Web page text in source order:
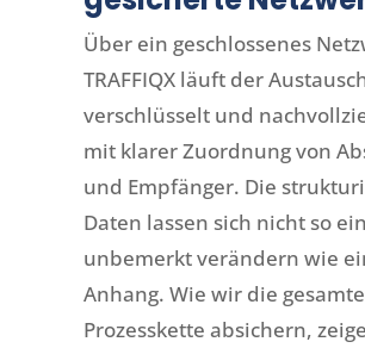
Über ein geschlossenes
TRAFFIQX läuft der
verschlüsselt und
mit klarer Zuordnung von
und Empfänger. Die
Daten lassen sich nicht so
unbemerkt verändern wie
Anhang. Wie wir die gesamte
Prozesskette absichern,